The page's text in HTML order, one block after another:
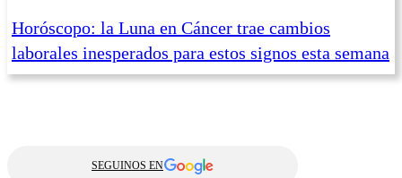
Horóscopo: la Luna en Cáncer trae cambios
laborales inesperados para estos signos esta semana
SEGUINOS EN